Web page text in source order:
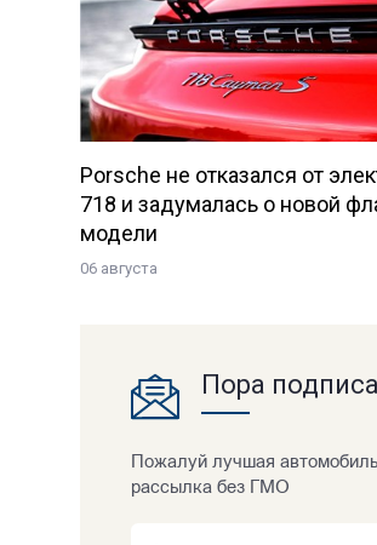
Porsche не отказался от
718 и задумалась о новой
модели
06 августа
Пора
Пожалуй лучшая
рассылка без ГМО